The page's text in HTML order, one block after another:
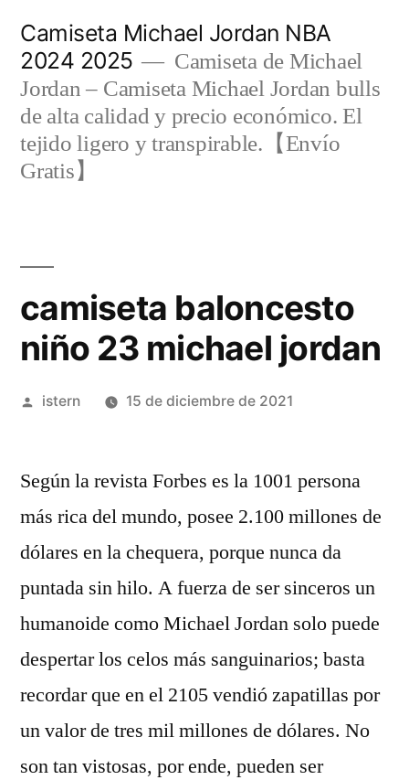
contenido
Camiseta Michael Jordan NBA
2024 2025
Camiseta de Michael
Jordan – Camiseta Michael Jordan bulls
de alta calidad y precio económico. El
tejido ligero y transpirable.【Envío
Gratis】
camiseta baloncesto
niño 23 michael jordan
Publicado
istern 15 de diciembre de 2021
Según la revista Forbes es la 1001 persona
más rica del mundo, posee 2.100 millones de
dólares en la chequera, porque nunca da
puntada sin hilo. A fuerza de ser sinceros un
humanoide como Michael Jordan solo puede
despertar los celos más sanguinarios; basta
recordar que en el 2105 vendió zapatillas por
un valor de tres mil millones de dólares. No
son tan vistosas, por ende, pueden ser